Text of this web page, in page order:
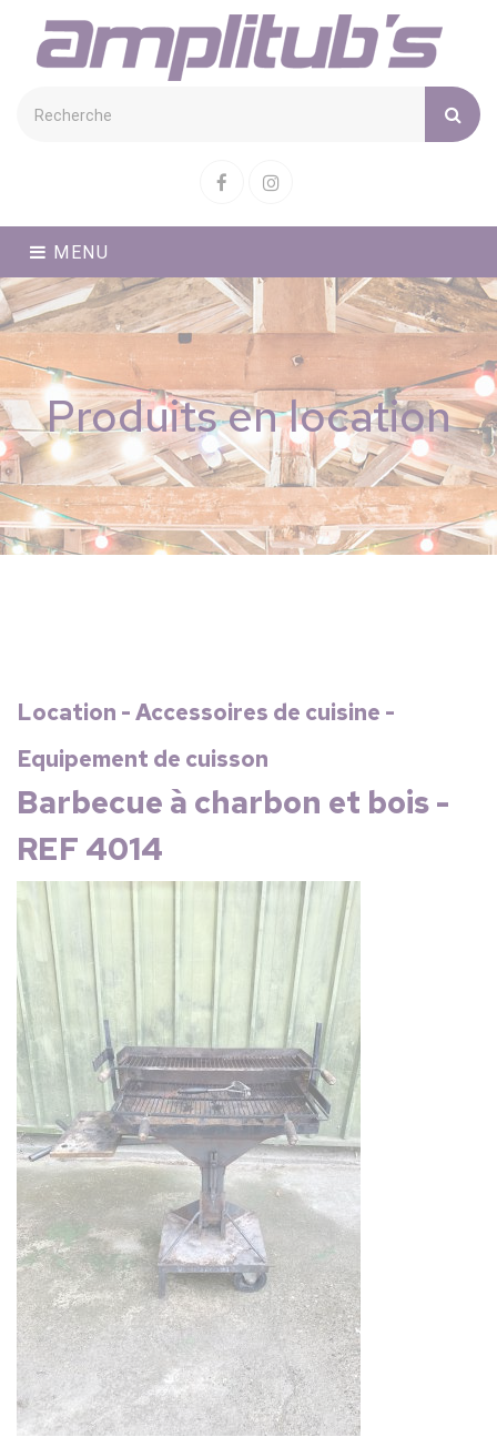
FacebookInstagram
MENU
Produits en location
Location - Accessoires de cuisine -
Equipement de cuisson
Barbecue à charbon et bois -
REF 4014
Cookies management panel